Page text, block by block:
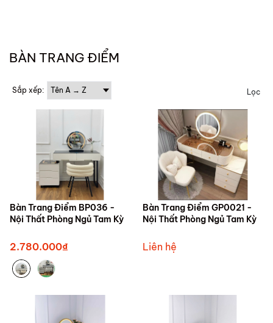
BÀN TRANG ĐIỂM
Sắp xếp: Lọc
Bàn Trang Điểm BP036 -
Nội Thất Phòng Ngủ Tam Kỳ
2.780.000₫
Bàn Trang Điểm GP0021 -
Nội Thất Phòng Ngủ Tam Kỳ
Liên hệ